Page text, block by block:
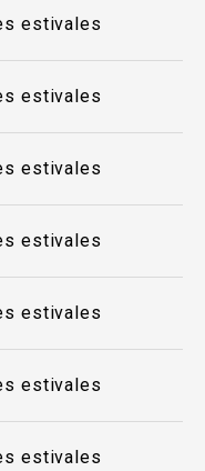
estivales
estivales
estivales
estivales
estivales
estivales
estivales